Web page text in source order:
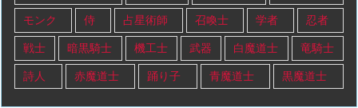
モンク 侍 占星術師 召喚士 学者 忍者
戦士 暗黒騎士 機工士 武器 白魔道士 竜騎士
詩人 赤魔道士 踊り子 青魔道士 黒魔道士